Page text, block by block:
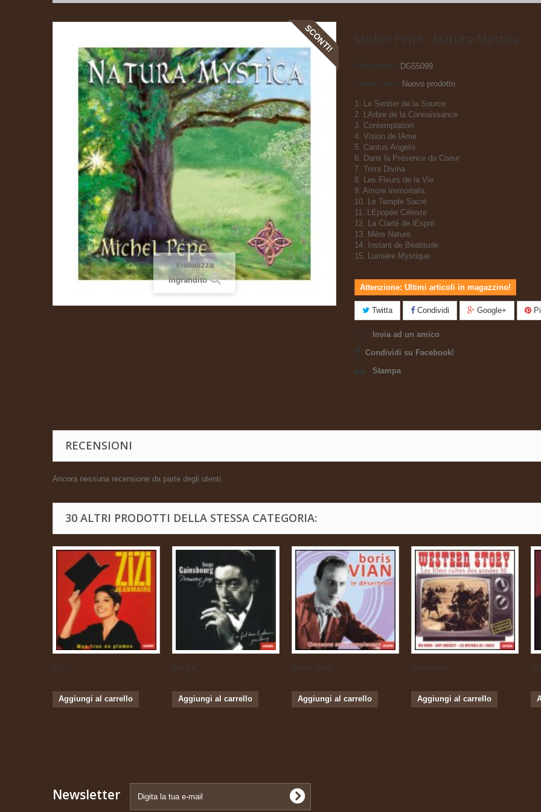
SCONTI!
Visualizza
ingrandito
Michel Pépé - Natura Mystica
Riferimento
DG55099
Nuovo prodotto
1. Le Sentier de la Source
2. LArbre de la Connaissance
3. Contemplation
4. Vision de lAme
5. Cantus Angelis
6. Dans la Présence du Coeur
7. Terra Divina
8. Les Fleurs de la Vie
9. Amore Immortalis
10. Le Temple Sacré
11. LEpopée Céleste
12. La Clarté de lEsprit
13. Mère Nature
14. Instant de Béatitude
15. Lumière Mystique
Attenzione: Ultimi articoli in magazzino!
Twitta Condividi Google+
Invia ad un amico
Condividi su Facebook!
Stampa
RECENSIONI
Ancora nessuna recensione da parte degli utenti.
30 ALTRI PRODOTTI DELLA STESSA CATEGORIA:
Zizi...
Aggiungi al carrello
Serge...
Aggiungi al carrello
Boris Vian...
Aggiungi al carrello
Western...
Aggiungi al carrello
Newsletter